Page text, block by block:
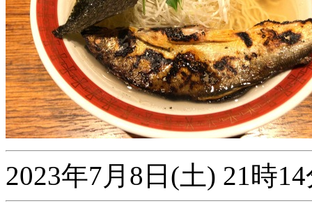
2023年7月8日(土) 21時